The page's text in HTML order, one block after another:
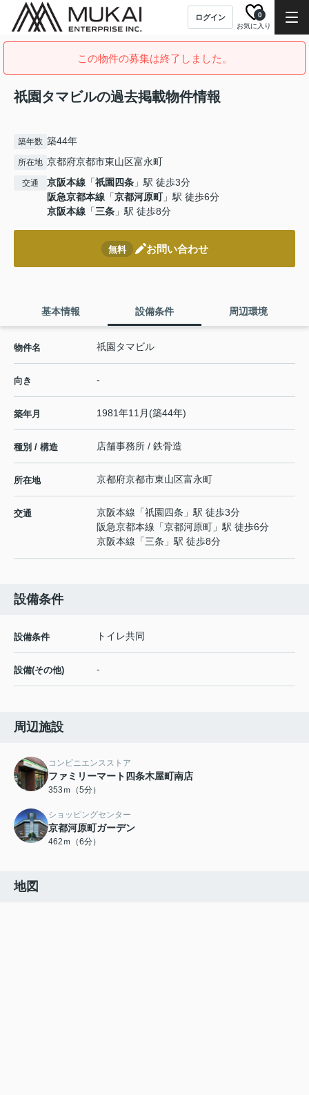
ログイン
お気に入り
0
この物件の募集は終了しました。
祇園タマビルの過去掲載物件情報
築年数 築44年
所在地 京都府京都市東山区富永町
交通 京阪本線 「祇園四条 」駅 徒歩3分
阪急京都本線 「京都河原町」駅 徒歩6分
京阪本線 「三条 」駅 徒歩8分
無料 お問い合わせ
基本情報 設備条件 周辺環境
物件名 祇園タマビル
向き -
築年月 1981年11月(築44年)
種別 / 構造 店舗事務所 / 鉄骨造
所在地 京都府京都市東山区富永町
交通 京阪本線 「祇園四条 」駅 徒歩3分
阪急京都本線 「京都河原町 」駅 徒歩6分
京阪本線 「三条 」駅 徒歩8分
設備条件
設備条件 トイレ共同
設備(その他) -
周辺施設
コンビニエンスストア
ファミリーマート四条木屋町南店
353ｍ（5分）
ショッピングセンター
京都河原町ガーデン
462ｍ（6分）
地図